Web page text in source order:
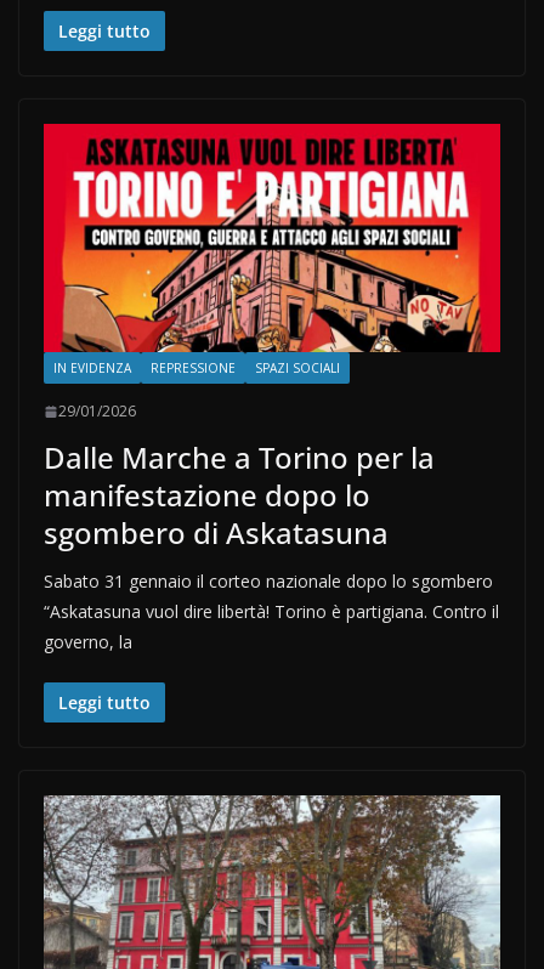
Leggi tutto
IN EVIDENZA REPRESSIONE SPAZI SOCIALI
29/01/2026
Dalle Marche a Torino per la
manifestazione dopo lo
sgombero di Askatasuna
Sabato 31 gennaio il corteo nazionale dopo lo sgombero
“Askatasuna vuol dire libertà! Torino è partigiana. Contro il
governo, la
Leggi tutto